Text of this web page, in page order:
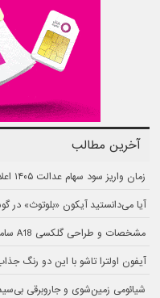
آخرین مطالب
زمان واریز سود سهام عدالت ۱۴۰۵ اعلام شد؛ هفته دولت منتظر باشید
آیا می‌دانستید آیکون «بلوتوث» در
مشخصات و طراحی گلکسی A18 سامسونگ پیش از عرضه فاش شد
آیفون اولترا تاشو با این دو رنگ
شیائومی زمین‌شوی و جاروبرقی بی‌سیم میجیا ۵ پرو نسخه